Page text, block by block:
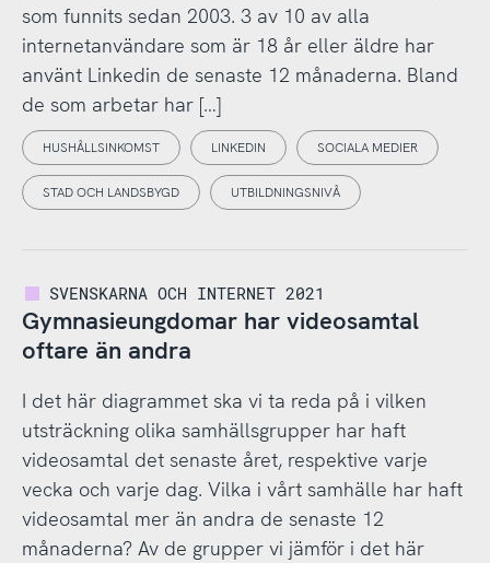
som funnits sedan 2003. 3 av 10 av alla
internetanvändare som är 18 år eller äldre har
använt Linkedin de senaste 12 månaderna. Bland
de som arbetar har […]
HUSHÅLLSINKOMST LINKEDIN SOCIALA MEDIER
STAD OCH LANDSBYGD UTBILDNINGSNIVÅ
SVENSKARNA OCH INTERNET 2021
Gymnasieungdomar har videosamtal
oftare än andra
I det här diagrammet ska vi ta reda på i vilken
utsträckning olika samhällsgrupper har haft
videosamtal det senaste året, respektive varje
vecka och varje dag. Vilka i vårt samhälle har haft
videosamtal mer än andra de senaste 12
månaderna? Av de grupper vi jämför i det här